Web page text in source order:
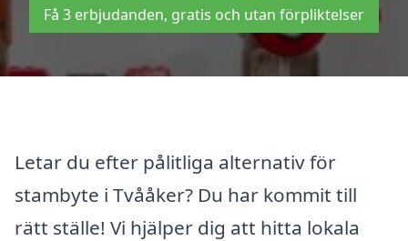
Få 3 erbjudanden, gratis och utan förpliktelser
Letar du efter pålitliga alternativ för
stambyte i Tvååker? Du har kommit till
rätt ställe! Vi hjälper dig att hitta lokala